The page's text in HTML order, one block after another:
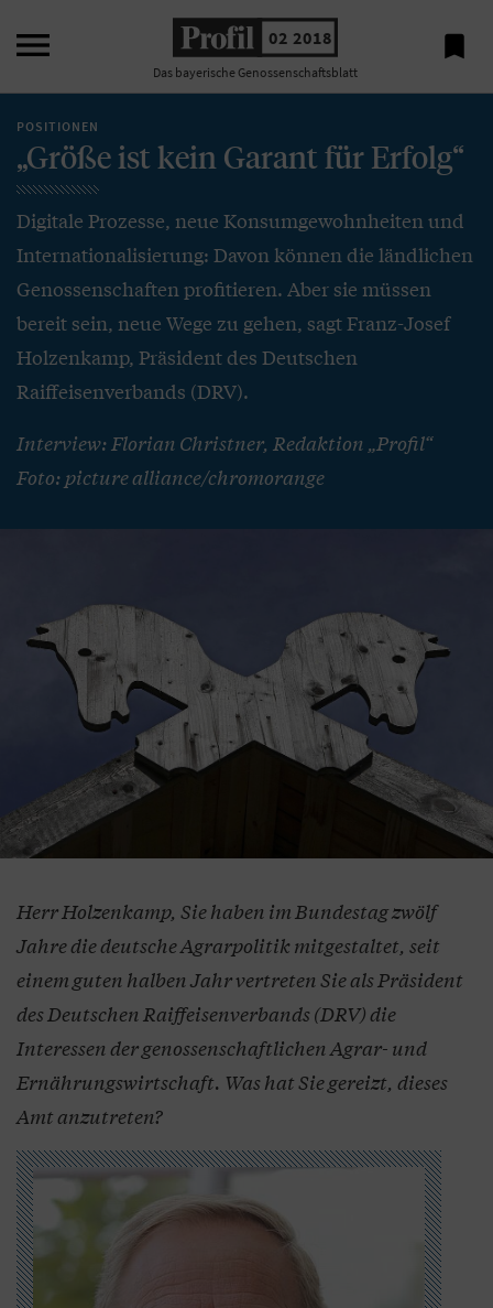
 02 2018
Das bayerische Genossenschaftsblatt

POSITIONEN
„Größe ist kein Garant für Erfolg“
Digitale Prozesse, neue Konsumgewohnheiten und
Internationalisierung: Davon können die ländlichen
Genossenschaften profitieren. Aber sie müssen
bereit sein, neue Wege zu gehen, sagt Franz-Josef
Holzenkamp, Präsident des Deutschen
Raiffeisenverbands (DRV).
Interview: Florian Christner, Redaktion „Profil“
Foto: picture alliance/chromorange
Herr Holzenkamp, Sie haben im Bundestag zwölf
Jahre die deutsche Agrarpolitik mitgestaltet, seit
einem guten halben Jahr vertreten Sie als Präsident
des Deutschen Raiffeisenverbands (DRV) die
Interessen der genossenschaftlichen Agrar- und
Ernährungswirtschaft. Was hat Sie gereizt, dieses
Amt anzutreten?